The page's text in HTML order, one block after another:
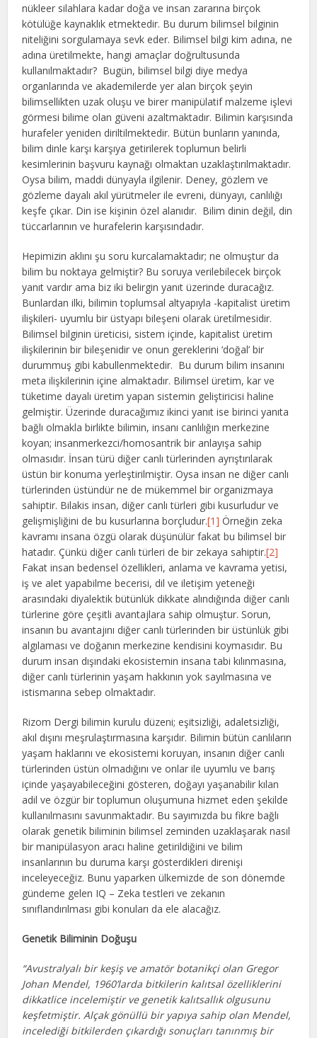
nükleer silahlara kadar doğa ve insan zararına birçok
kötülüğe kaynaklık etmektedir. Bu durum bilimsel bilginin
niteliğini sorgulamaya sevk eder. Bilimsel bilgi kim adına, ne
adına üretilmekte, hangi amaçlar doğrultusunda
kullanılmaktadır? Bugün, bilimsel bilgi diye medya
organlarında ve akademilerde yer alan birçok şeyin
bilimsellikten uzak oluşu ve birer manipülatif malzeme işlevi
görmesi bilime olan güveni azaltmaktadır. Bilimin karşısında
hurafeler yeniden diriltilmektedir. Bütün bunların yanında,
bilim dinle karşı karşıya getirilerek toplumun belirli
kesimlerinin başvuru kaynağı olmaktan uzaklaştırılmaktadır.
Oysa bilim, maddi dünyayla ilgilenir. Deney, gözlem ve
gözleme dayalı akıl yürütmeler ile evreni, dünyayı, canlılığı
keşfe çıkar. Din ise kişinin özel alanıdır. Bilim dinin değil, din
tüccarlarının ve hurafelerin karşısındadır.
Hepimizin aklını şu soru kurcalamaktadır; ne olmuştur da
bilim bu noktaya gelmiştir? Bu soruya verilebilecek birçok
yanıt vardır ama biz iki belirgin yanıt üzerinde duracağız.
Bunlardan ilki, bilimin toplumsal altyapıyla -kapitalist üretim
ilişkileri- uyumlu bir üstyapı bileşeni olarak üretilmesidir.
Bilimsel bilginin üreticisi, sistem içinde, kapitalist üretim
ilişkilerinin bir bileşenidir ve onun gereklerini ‘doğal’ bir
durummuş gibi kabullenmektedir. Bu durum bilim insanını
meta ilişkilerinin içine almaktadır. Bilimsel üretim, kar ve
tüketime dayalı üretim yapan sistemin geliştiricisi haline
gelmiştir. Üzerinde duracağımız ikinci yanıt ise birinci yanıta
bağlı olmakla birlikte bilimin, insanı canlılığın merkezine
koyan; insanmerkezci/homosantrik bir anlayışa sahip
olmasıdır. İnsan türü diğer canlı türlerinden ayrıştırılarak
üstün bir konuma yerleştirilmiştir. Oysa insan ne diğer canlı
türlerinden üstündür ne de mükemmel bir organizmaya
sahiptir. Bilakis insan, diğer canlı türleri gibi kusurludur ve
gelişmişliğini de bu kusurlarına borçludur.[1] Örneğin zeka
kavramı insana özgü olarak düşünülür fakat bu bilimsel bir
hatadır. Çünkü diğer canlı türleri de bir zekaya sahiptir.[2]
Fakat insan bedensel özellikleri, anlama ve kavrama yetisi,
iş ve alet yapabilme becerisi, dil ve iletişim yeteneği
arasındaki diyalektik bütünlük dikkate alındığında diğer canlı
türlerine göre çeşitli avantajlara sahip olmuştur. Sorun,
insanın bu avantajını diğer canlı türlerinden bir üstünlük gibi
algılaması ve doğanın merkezine kendisini koymasıdır. Bu
durum insan dışındaki ekosistemin insana tabi kılınmasına,
diğer canlı türlerinin yaşam hakkının yok sayılmasına ve
istismarına sebep olmaktadır.
Rizom Dergi bilimin kurulu düzeni; eşitsizliği, adaletsizliği,
akıl dışını meşrulaştırmasına karşıdır. Bilimin bütün canlıların
yaşam haklarını ve ekosistemi koruyan, insanın diğer canlı
türlerinden üstün olmadığını ve onlar ile uyumlu ve barış
içinde yaşayabileceğini gösteren, doğayı yaşanabilir kılan
adil ve özgür bir toplumun oluşumuna hizmet eden şekilde
kullanılmasını savunmaktadır. Bu sayımızda bu fikre bağlı
olarak genetik biliminin bilimsel zeminden uzaklaşarak nasıl
bir manipülasyon aracı haline getirildiğini ve bilim
insanlarının bu duruma karşı gösterdikleri direnişi
inceleyeceğiz. Bunu yaparken ülkemizde de son dönemde
gündeme gelen IQ – Zeka testleri ve zekanın
sınıflandırılması gibi konuları da ele alacağız.
Genetik Biliminin Doğuşu
“Avustralyalı bir keşiş ve amatör botanikçi olan Gregor
Johan Mendel, 1960’larda bitkilerin kalıtsal özelliklerini
dikkatlice incelemiştir ve genetik kalıtsallık olgusunu
keşfetmiştir. Alçak gönüllü bir yapıya sahip olan Mendel,
incelediği bitkilerden çıkardığı sonuçları tanınmış bir